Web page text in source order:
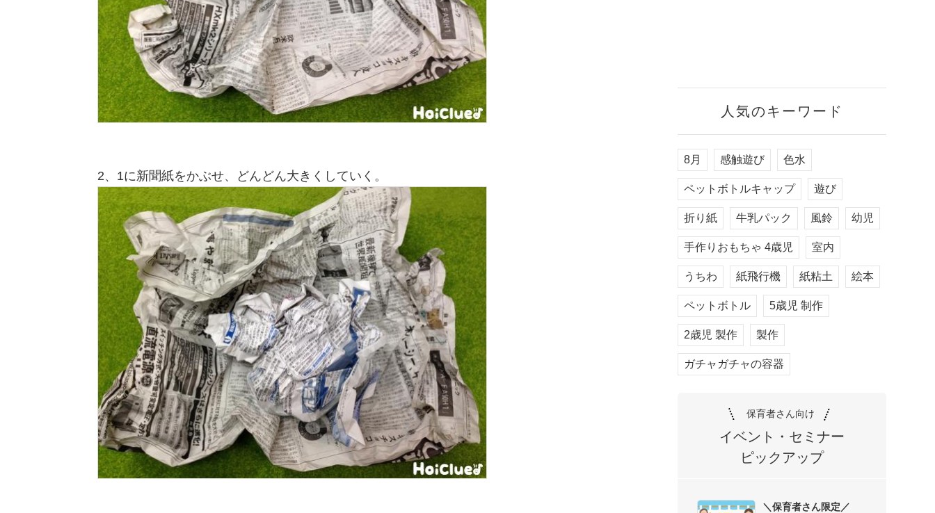
2、1に新聞紙をかぶせ、どんどん大きくしていく。
人気のキーワード
8月 感触遊び 色水
ペットボトルキャップ 遊び
折り紙 牛乳パック 風鈴 幼児
手作りおもちゃ 4歳児 室内
うちわ 紙飛行機 紙粘土 絵本
ペットボトル 5歳児 制作
2歳児 製作 製作
ガチャガチャの容器
保育者さん向け
イベント・セミナー
ピックアップ
＼保育者さん限定／